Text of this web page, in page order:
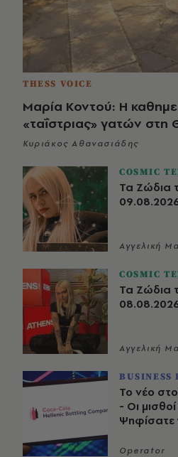
THESS VOICE
Μαρία Κοντού: Η
«ταΐστριας» γατών στη
Κυριάκος Αθανασιάδης
COSMIC
Τα Ζώδια
Αγγελική
COSMIC
Τα Ζώδια
Αγγελική
BUSINESS
Το νέο
- Οι
Ψηφίσατε
Operator